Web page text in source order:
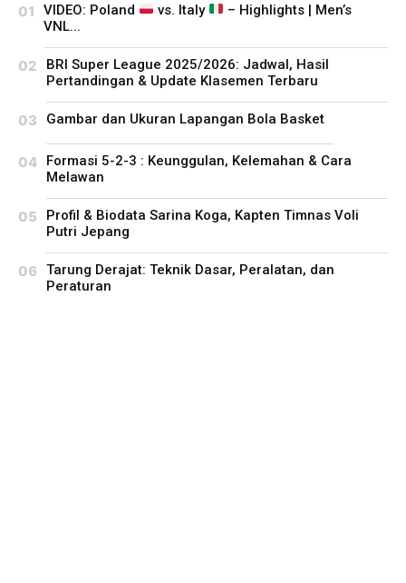
VIDEO: Poland vs. Italy
– Highlights | Men’s
VNL...
BRI Super League 2025/2026: Jadwal, Hasil
Pertandingan & Update Klasemen Terbaru
Gambar dan Ukuran Lapangan Bola Basket
Formasi 5-2-3 : Keunggulan, Kelemahan & Cara
Melawan
Profil & Biodata Sarina Koga, Kapten Timnas Voli
Putri Jepang
Tarung Derajat: Teknik Dasar, Peralatan, dan
Peraturan